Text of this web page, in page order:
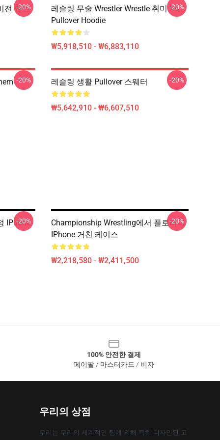
전 퀘스
-20%
레슬링 무술 Wrestler Wrestle 취미
Pullover Hoodie
₩5,918,510 - ₩6,883,110
-20%
-20% 레슬링 생활 Pullover 스웨터
₩5,642,910 - ₩6,607,510
-20%
IPhone
-20%
Championship Wrestling에서 플로리다
IPhone 거친 케이스
₩2,218,580 - ₩2,411,500
-20%
100% 안전한 결제
페이팔 / 마스터카드 / 비자
우리의 상점
우리는 우리의 세계적인 팀에 의해 특히 디자인된 고